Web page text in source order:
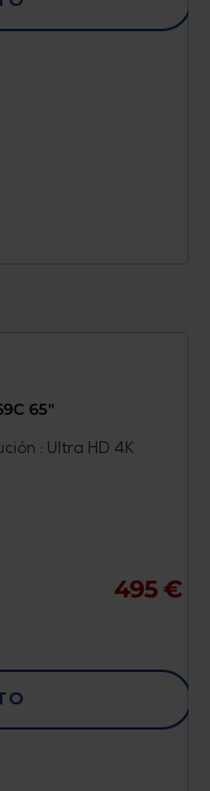
65"
: Ultra HD 4K
495 €